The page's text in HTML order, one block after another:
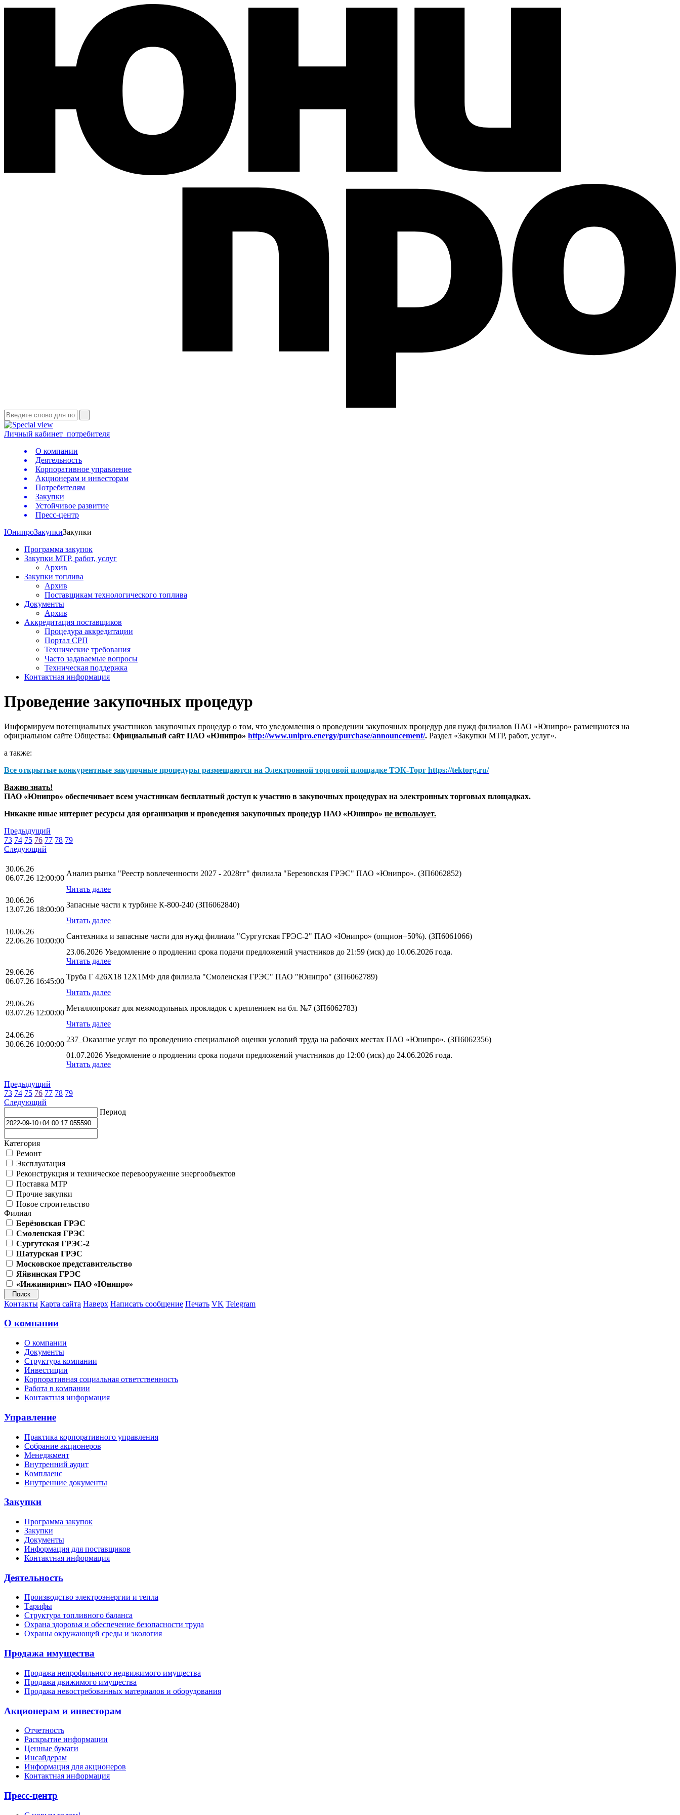
Личный кабинет потребителя
О компании
Деятельность
Корпоративное управление
Акционерам и инвесторам
Потребителям
Закупки
Устойчивое развитие
Пресс-центр
ЮнипроЗакупкиЗакупки
Программа закупок
Закупки МТР, работ, услуг
Архив
Закупки топлива
Архив
Поставщикам технологического топлива
Документы
Архив
Аккредитация поставщиков
Процедура аккредитации
Портал СРП
Технические требования
Часто задаваемые вопросы
Техническая поддержка
Контактная информация
Проведение закупочных процедур
Информируем потенциальных участников закупочных процедур о том, что уведомления о проведении закупочных процедур для нужд филиалов ПАО «Юнипро» размещаются на
официальном сайте Общества: Официальный сайт ПАО «Юнипро» http://www.unipro.energy/purchase/announcement/. Раздел «Закупки МТР, работ, услуг».
а также:
Все открытые конкурентные закупочные процедуры размещаются на Электронной торговой площадке ТЭК-Торг https://tektorg.ru/
Важно знать!
ПАО «Юнипро» обеспечивает всем участникам бесплатный доступ к участию в закупочных процедурах на электронных торговых площадках.
Никакие иные интернет ресурсы для организации и проведения закупочных процедур ПАО «Юнипро» не использует.
Предыдущий
73 74 75 76 77 78 79
Следующий
30.06.26
06.07.26 12:00:00
Анализ рынка "Реестр вовлеченности 2027 - 2028гг" филиала "Березовская ГРЭС" ПАО «Юнипро». (ЗП6062852)
Читать далее
30.06.26
13.07.26 18:00:00
Запасные части к турбине К-800-240 (ЗП6062840)
Читать далее
10.06.26
22.06.26 10:00:00
Сантехника и запасные части для нужд филиала "Сургутская ГРЭС-2" ПАО «Юнипро» (опцион+50%). (ЗП6061066)
23.06.2026 Уведомление о продлении срока подачи предложений участников до 21:59 (мск) до 10.06.2026 года.
Читать далее
29.06.26
06.07.26 16:45:00
Труба Г 426Х18 12Х1МФ для филиала "Смоленская ГРЭС" ПАО "Юнипро" (ЗП6062789)
Читать далее
29.06.26
03.07.26 12:00:00
Металлопрокат для межмодульных прокладок с креплением на бл. №7 (ЗП6062783)
Читать далее
24.06.26
30.06.26 10:00:00
237_Оказание услуг по проведению специальной оценки условий труда на рабочих местах ПАО «Юнипро». (ЗП6062356)
01.07.2026 Уведомление о продлении срока подачи предложений участников до 12:00 (мск) до 24.06.2026 года.
Читать далее
Предыдущий
73 74 75 76 77 78 79
Следующий
Период
Категория
Ремонт
Эксплуатация
Реконструкция и техническое перевооружение энергообъектов
Поставка МТР
Прочие закупки
Новое строительство
Филиал
Берёзовская ГРЭС
Смоленская ГРЭС
Сургутская ГРЭС-2
Шатурская ГРЭС
Московское представительство
Яйвинская ГРЭС
«Инжиниринг» ПАО «Юнипро»
Контакты Карта сайта Наверх Написать сообщение Печать VK Telegram
О компании
О компании
Документы
Структура компании
Инвестиции
Корпоративная социальная ответственность
Работа в компании
Контактная информация
Управление
Практика корпоративного управления
Собрание акционеров
Менеджмент
Внутренний аудит
Комплаенс
Внутренние документы
Закупки
Программа закупок
Закупки
Документы
Информация для поставщиков
Контактная информация
Деятельность
Производство электроэнергии и тепла
Тарифы
Структура топливного баланса
Охрана здоровья и обеспечение безопасности труда
Охраны окружающей среды и экология
Продажа имущества
Продажа непрофильного недвижимого имущества
Продажа движимого имущества
Продажа невостребованных материалов и оборудования
Акционерам и инвесторам
Отчетность
Раскрытие информации
Ценные бумаги
Инсайдерам
Информация для акционеров
Контактная информация
Пресс-центр